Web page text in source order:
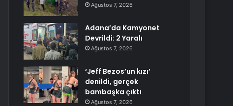
Ağustos 7, 2026
Adana’da Kamyonet
Devrildi: 2 Yaralı
Ağustos 7, 2026
‘Jeff Bezos’un kızı’
denildi, gerçek
bambaşka çıktı
Ağustos 7, 2026